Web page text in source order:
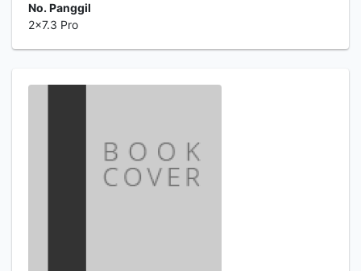
No. Panggil
2x7.3 Pro